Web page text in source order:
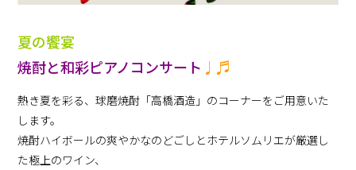
夏の饗宴
焼酎と和彩ピアノコンサート ♩♬
熱き夏を彩る、球磨焼酎「高橋酒造」のコーナーをご用意いた
します。
焼酎ハイボールの爽やかなのどごしとホテルソムリエが厳選し
た極上のワイン、